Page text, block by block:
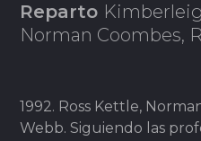
Reparto
Norman Coombes,
1992. Ross Kettle,
Webb. Siguiendo las